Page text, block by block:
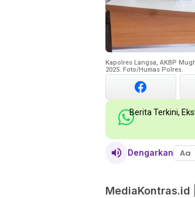
Kapolres Langsa, AKBP
2025. Foto/Humas Polres.
Berita Terkini,
Dengarkan Aa
MediaKontras.id